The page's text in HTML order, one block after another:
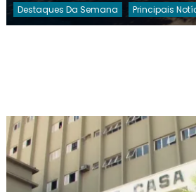
Destaques Da Semana Principais